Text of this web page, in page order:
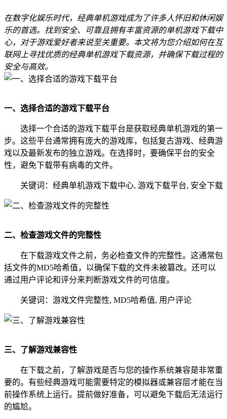
在数字化娱乐时代，经典单机游戏成为了许多人怀旧和休闲娱
乐的首选。找到安全、可靠且拥有丰富资源的单机游戏下载中
心，对于游戏爱好者来说至关重要。本文将为您介绍如何在互
联网上寻找优质的经典单机游戏下载资源，并确保下载过程的
安全与高效。
一、选择合适的游戏下载平台
选择一个合适的游戏下载平台是获取经典单机游戏的第一
步。这些平台通常拥有庞大的游戏库，包括复古游戏、经典游
戏以及最新发布的独立游戏。在选择时，要确保平台的安全
性，避免下载带有病毒的文件。
关键词：经典单机游戏下载中心, 游戏下载平台, 安全下载
二、检查游戏文件的完整性
在下载游戏文件之前，务必检查文件的完整性。这通常包
括文件的MD5哈希值，以确保下载的文件未被篡改。还可以
通过用户评论和评分来判断游戏文件的可信度。
关键词：游戏文件完整性, MD5哈希值, 用户评论
三、了解游戏兼容性
在下载之前，了解游戏是否与您的操作系统兼容是非常重
要的。有些经典游戏可能需要特定的模拟器或兼容层才能在当
前操作系统上运行。提前做好准备，可以避免下载后无法运行
的尴尬。